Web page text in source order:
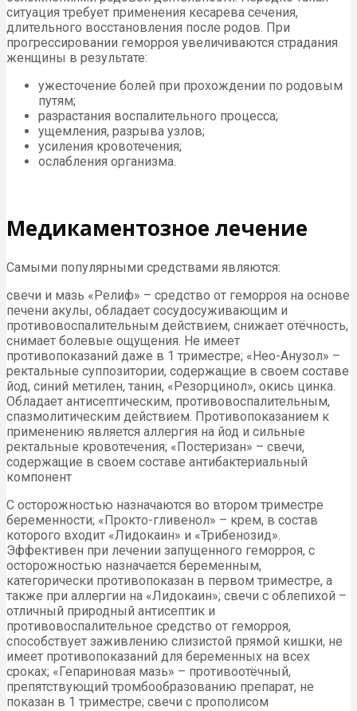
ситуация требует применения кесарева сечения,
длительного восстановления после родов. При
прогрессировании геморроя увеличиваются страдания
женщины в результате:
ужесточение болей при прохождении по родовым
путям;
разрастания воспалительного процесса;
ущемления, разрыва узлов;
усиления кровотечения;
ослабления организма.
Медикаментозное лечение
Самыми популярными средствами являются:
свечи и мазь «Релиф» – средство от геморроя на основе
печени акулы, обладает сосудосуживающим и
противовоспалительным действием, снижает отёчность,
снимает болевые ощущения. Не имеет
противопоказаний даже в 1 триместре; «Нео-Анузол» –
ректальные суппозитории, содержащие в своем составе
йод, синий метилен, танин, «Резорцинол», окись цинка.
Обладает антисептическим, противовоспалительным,
спазмолитическим действием. Противопоказанием к
применению является аллергия на йод и сильные
ректальные кровотечения; «Постеризан» – свечи,
содержащие в своем составе антибактериальный
компонент
С осторожностью назначаются во втором триместре
беременности; «Прокто-гливенол» – крем, в состав
которого входит «Лидокаин» и «Трибенозид».
Эффективен при лечении запущенного геморроя, с
осторожностью назначается беременным,
категорически противопоказан в первом триместре, а
также при аллергии на «Лидокаин»; свечи с облепихой –
отличный природный антисептик и
противовоспалительное средство от геморроя,
способствует заживлению слизистой прямой кишки, не
имеет противопоказаний для беременных на всех
сроках; «Гепариновая мазь» – противоотёчный,
препятствующий тромбообразованию препарат, не
показан в 1 триместре; свечи с прополисом